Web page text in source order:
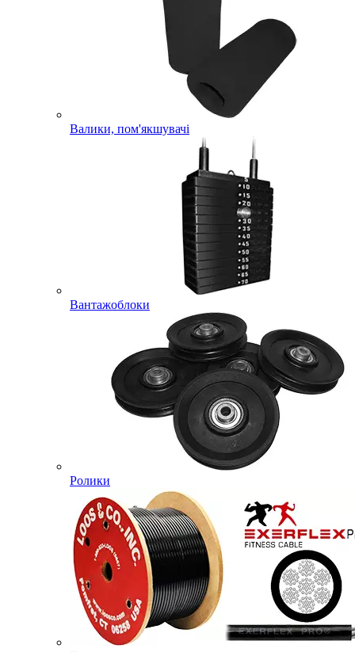
Валики, пом'якшувачі
Вантажоблоки
Ролики